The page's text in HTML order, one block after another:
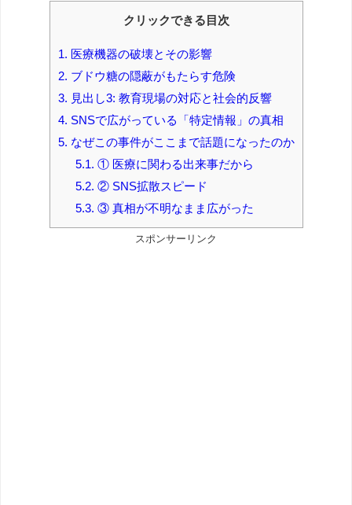
クリックできる目次
1. 医療機器の破壊とその影響
2. ブドウ糖の隠蔽がもたらす危険
3. 見出し3: 教育現場の対応と社会的反響
4. SNSで広がっている「特定情報」の真相
5. なぜこの事件がここまで話題になったのか
5.1. ① 医療に関わる出来事だから
5.2. ② SNS拡散スピード
5.3. ③ 真相が不明なまま広がった
スポンサーリンク